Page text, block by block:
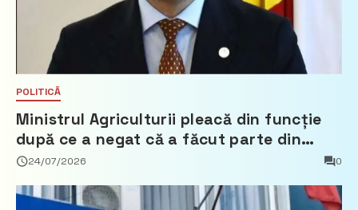
POLITICĂ
Ministrul Agriculturii pleacă din funcție
după ce a negat că a făcut parte din
Partidul Democrat
24/07/2026 0